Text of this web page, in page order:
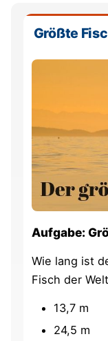
Größte
Aufgabe:
Wie lang ist
Fisch der
13,7 m
24,5 m